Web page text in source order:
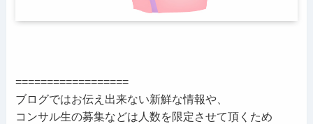
==================
ブログではお伝え出来ない新鮮な情報や、
コンサル生の募集などは人数を限定させて頂くため